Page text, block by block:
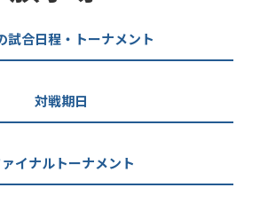
試合日程・トーナメント
対戦期日
ァイナルトーナメント